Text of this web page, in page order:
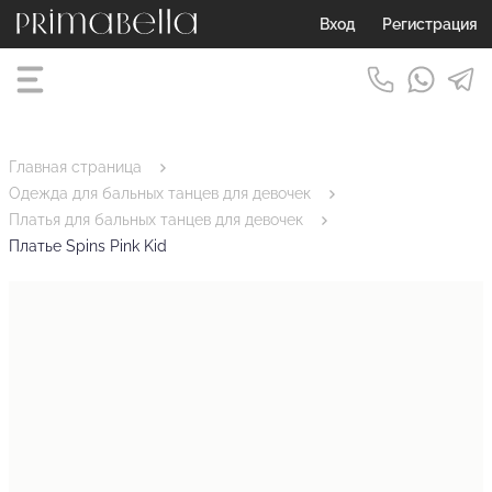
Вход Регистрация
Главная страница
Одежда для бальных танцев для девочек
Платья для бальных танцев для девочек
Платье Spins Pink Kid